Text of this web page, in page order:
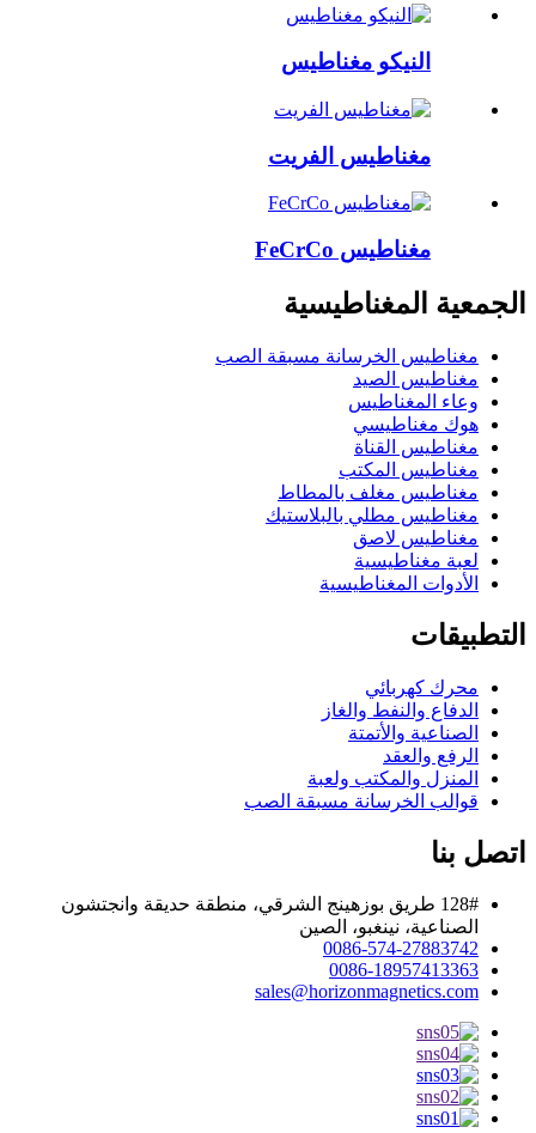
النيكو مغناطيس
مغناطيس الفريت
مغناطيس FeCrCo
الجمعية المغناطيسية
مغناطيس الخرسانة مسبقة الصب
مغناطيس الصيد
وعاء المغناطيس
هوك مغناطيسي
مغناطيس القناة
مغناطيس المكتب
مغناطيس مغلف بالمطاط
مغناطيس مطلي بالبلاستيك
مغناطيس لاصق
لعبة مغناطيسية
الأدوات المغناطيسية
التطبيقات
محرك كهربائي
الدفاع والنفط والغاز
الصناعية والأتمتة
الرفع والعقد
المنزل والمكتب ولعبة
قوالب الخرسانة مسبقة الصب
اتصل بنا
128# طريق بوزهينج الشرقي، منطقة حديقة وانجتشون
الصناعية، نينغبو، الصين
0086-574-27883742
0086-18957413363
sales@horizonmagnetics.com